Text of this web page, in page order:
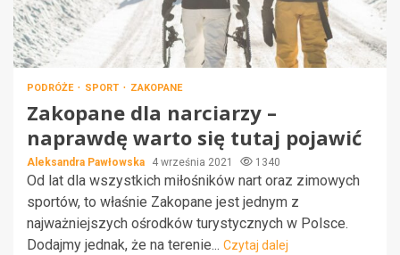
PODRÓŻE SPORT ZAKOPANE
Zakopane dla narciarzy –
naprawdę warto się tutaj pojawić
Aleksandra Pawłowska 4 września 2021 1340
Od lat dla wszystkich miłośników nart oraz zimowych
sportów, to właśnie Zakopane jest jednym z
najważniejszych ośrodków turystycznych w Polsce.
Dodajmy jednak, że na terenie... Czytaj dalej